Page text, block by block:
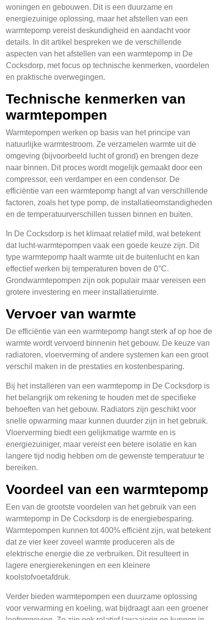
woningen en gebouwen. Dit is een duurzame en
energiezuinige oplossing, maar het afstellen van een
warmtepomp vereist deskundigheid en aandacht voor
details. In dit artikel bespreken we de verschillende
aspecten van het afstellen van een warmtepomp in De
Cocksdorp, met focus op technische kenmerken, voordelen
en praktische overwegingen.
Technische kenmerken van
warmtepompen
Warmtepompen werken op basis van het principe van
natuurlijke warmtestroom. Ze verzamelen warmte uit de
omgeving (bijvoorbeeld lucht of grond) en brengen deze
naar binnen. Dit proces wordt mogelijk gemaakt door een
compressor, een verdamper en een condensor. De
efficiëntie van een warmtepomp hangt af van verschillende
factoren, zoals het type pomp, de installatieomstandigheden
en de temperatuurverschillen tussen binnen en buiten.
In De Cocksdorp is het klimaat relatief mild, wat betekent
dat lucht-warmtepompen vaak een goede keuze zijn. Dit
type warmtepomp haalt warmte uit de buitenlucht en kan
effectief werken bij temperaturen boven de 0°C.
Grondwarmtepompen zijn ook populair maar vereisen een
grotere investering en meer installatieruimte.
Vervoer van warmte
De efficiëntie van een warmtepomp hangt sterk af op hoe de
warmte wordt vervoerd binnenin het gebouw. De keuze van
radiatoren, vloerverming of andere systemen kan een groot
verschil maken in de prestaties en kostenbesparing.
Bij het installeren van een warmtepomp in De Cocksdorp is
het belangrijk om rekening te houden met de specifieke
behoeften van het gebouw. Radiators zijn geschikt voor
snelle opwarming maar kunnen duurder zijn in het gebruik.
Vloerverming biedt een gelijkmatige warmte en is
energiezuiniger, maar vereist een betere isolatie en kan
langere tijd nodig hebben om de gewenste temperatuur te
bereiken.
Voordeel van een warmtepomp
Een van de grootste voordelen van het gebruik van een
warmtepomp in De Cocksdorp is de energiebesparing.
Warmtepompen kunnen tot 400% efficiënt zijn, wat betekent
dat ze vier keer zoveel warmte produceren als de
elektrische energie die ze verbruiken. Dit resulteert in
lagere energierekeningen en een kleinere
koolstofvoetafdruk.
Verder bieden warmtepompen een duurzame oplossing
voor verwarming en koeling, wat bijdraagt aan een groener